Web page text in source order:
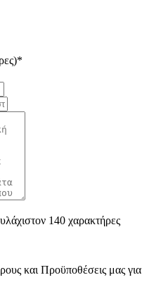
*
140 χαρακτήρες
και Προϋποθέσεις μας για